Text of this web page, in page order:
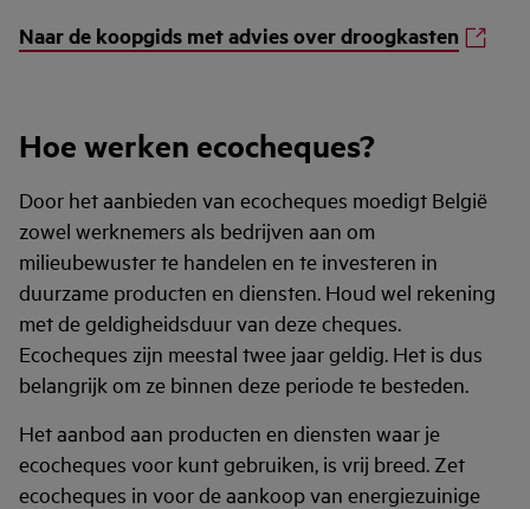
Naar de koopgids met advies over droogkasten
Hoe werken ecocheques?
Door het aanbieden van ecocheques moedigt België
zowel werknemers als bedrijven aan om
milieubewuster te handelen en te investeren in
duurzame producten en diensten. Houd wel rekening
met de geldigheidsduur van deze cheques.
Ecocheques zijn meestal twee jaar geldig. Het is dus
belangrijk om ze binnen deze periode te besteden.
Het aanbod aan producten en diensten waar je
ecocheques voor kunt gebruiken, is vrij breed. Zet
ecocheques in voor de aankoop van energiezuinige